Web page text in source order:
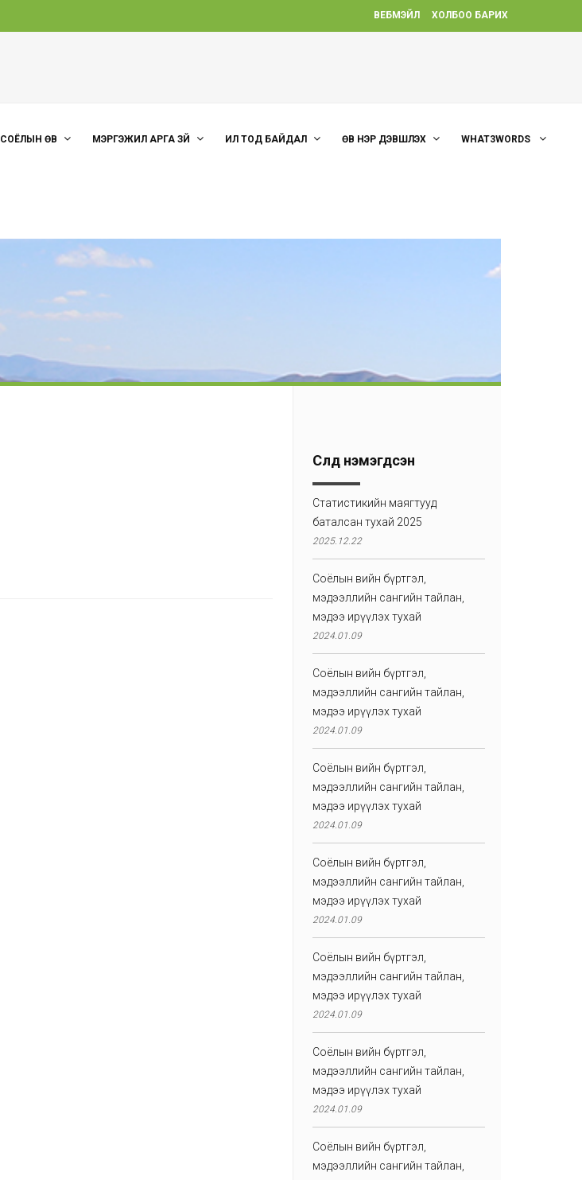
ВЕБМЭЙЛ ХОЛБОО БАРИХ
СОЁЛЫН ӨВ МЭРГЭЖИЛ АРГА ЗҮЙ ИЛ ТОД БАЙДАЛ ӨВ НЭР ДЭВШҮҮЛЭХ WHAT3WORDS
Сүүлд нэмэгдсэн
Статистикийн маягтууд
баталсан тухай 2025
2025.12.22
Соёлын өвийн бүртгэл,
мэдээллийн сангийн тайлан,
мэдээ ирүүлэх тухай
2024.01.09
Соёлын өвийн бүртгэл,
мэдээллийн сангийн тайлан,
мэдээ ирүүлэх тухай
2024.01.09
Соёлын өвийн бүртгэл,
мэдээллийн сангийн тайлан,
мэдээ ирүүлэх тухай
2024.01.09
Соёлын өвийн бүртгэл,
мэдээллийн сангийн тайлан,
мэдээ ирүүлэх тухай
2024.01.09
Соёлын өвийн бүртгэл,
мэдээллийн сангийн тайлан,
мэдээ ирүүлэх тухай
2024.01.09
Соёлын өвийн бүртгэл,
мэдээллийн сангийн тайлан,
мэдээ ирүүлэх тухай
2024.01.09
Соёлын өвийн бүртгэл,
мэдээллийн сангийн тайлан,